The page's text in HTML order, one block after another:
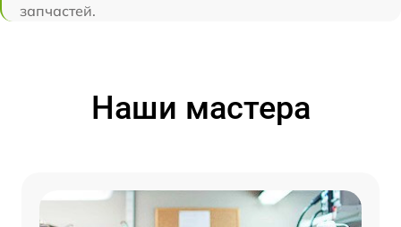
запчастей.
Наши мастера